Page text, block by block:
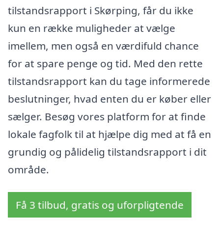
tilstandsrapport i Skørping, får du ikke
kun en række muligheder at vælge
imellem, men også en værdifuld chance
for at spare penge og tid. Med den rette
tilstandsrapport kan du tage informerede
beslutninger, hvad enten du er køber eller
sælger. Besøg vores platform for at finde
lokale fagfolk til at hjælpe dig med at få en
grundig og pålidelig tilstandsrapport i dit
område.
Få 3 tilbud, gratis og uforpligtende